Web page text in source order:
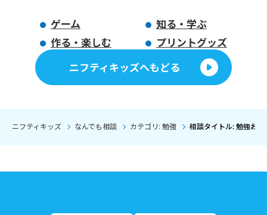
ゲーム
知る・学ぶ
作る・楽しむ
プリントグッズ
ニフティキッズへもどる
ニフティキッズ なんでも相談 カテゴリ: 勉強 相談タイトル: 勉強お